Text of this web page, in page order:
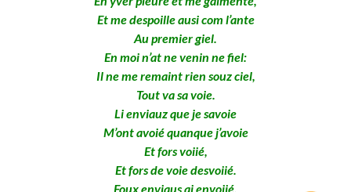
Et me despoille ausi com l’ante
Au premier giel.
En moi n’at ne venin ne fiel:
Il ne me remaint rien souz ciel,
Tout va sa voie.
Li enviauz que je savoie
M’ont avoié quanque j’avoie
Et fors voiié,
Et fors de voie desvoiié.
Foux enviaus ai envoiié,